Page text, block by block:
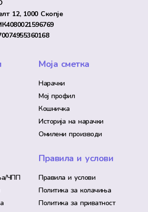
12, 1000 Скопје
Моја сметка
Нарачки
Мој профил
Кошничка
Историја на нарачки
Омилени производи
ЧПП
Правила и услови
Правила и услови
Политика за колачиња
Политика за приватност